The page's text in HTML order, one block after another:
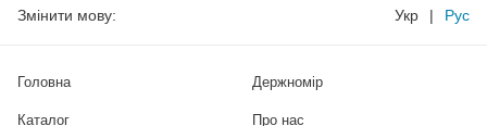
Змінити мову: Укр | Рус
Головна
Каталог
Держномір
Про нас